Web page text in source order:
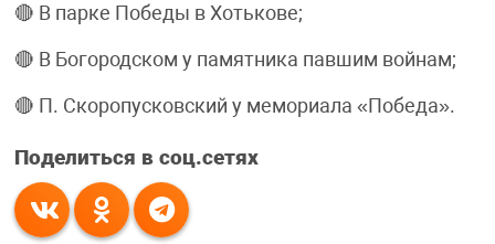
🔴 В парке Победы в Хотькове;
🔴 В Богородском у памятника павшим войнам;
🔴 П. Скоропусковский у мемориала «Победа».
Поделиться в соц.сетях